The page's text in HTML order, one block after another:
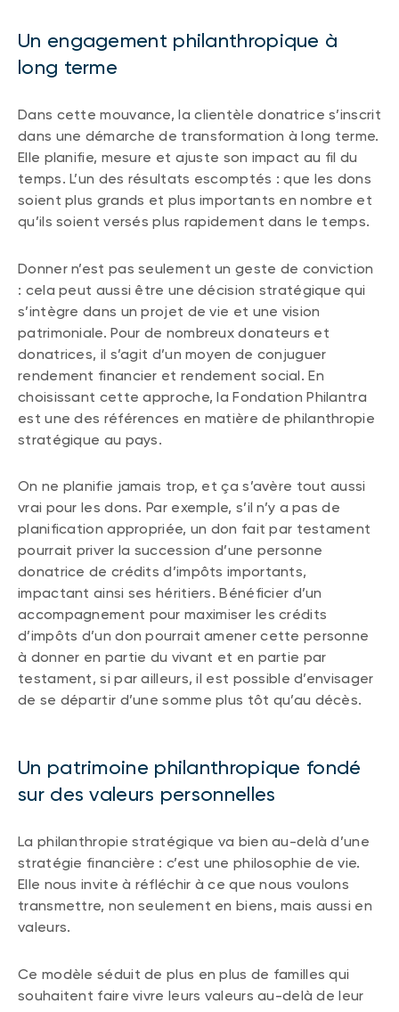
Un engagement philanthropique à
long terme
Dans cette mouvance, la clientèle donatrice s’inscrit
dans une démarche de transformation à long terme.
Elle planifie, mesure et ajuste son impact au fil du
temps. L’un des résultats escomptés : que les dons
soient plus grands et plus importants en nombre et
qu’ils soient versés plus rapidement dans le temps.
Donner n’est pas seulement un geste de conviction
: cela peut aussi être une décision stratégique qui
s’intègre dans un projet de vie et une vision
patrimoniale. Pour de nombreux donateurs et
donatrices, il s’agit d’un moyen de conjuguer
rendement financier et rendement social. En
choisissant cette approche, la Fondation Philantra
est une des références en matière de philanthropie
stratégique au pays.
On ne planifie jamais trop, et ça s’avère tout aussi
vrai pour les dons. Par exemple, s’il n’y a pas de
planification appropriée, un don fait par testament
pourrait priver la succession d’une personne
donatrice de crédits d’impôts importants,
impactant ainsi ses héritiers. Bénéficier d’un
accompagnement pour maximiser les crédits
d’impôts d’un don pourrait amener cette personne
à donner en partie du vivant et en partie par
testament, si par ailleurs, il est possible d’envisager
de se départir d’une somme plus tôt qu’au décès.
Un patrimoine philanthropique fondé
sur des valeurs personnelles
La philanthropie stratégique va bien au-delà d’une
stratégie financière : c’est une philosophie de vie.
Elle nous invite à réfléchir à ce que nous voulons
transmettre, non seulement en biens, mais aussi en
valeurs.
Ce modèle séduit de plus en plus de familles qui
souhaitent faire vivre leurs valeurs au-delà de leur